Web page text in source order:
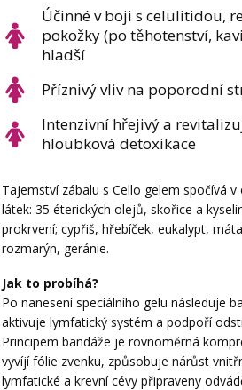
Účinné v boji s celulitidou,
pokožky (po těhotenství,
hladší
Příznivý vliv na poporodní
Intenzivní hřejivý a
hloubková detoxikace
Tajemství zábalu s Cello gelem spočívá
látek: 35 éterických olejů, skořice a
prokrvení; cypřiš, hřebíček, eukalypt,
rozmarýn, geránie.
Jak to probíhá?
Po nanesení speciálního gelu následuje
aktivuje lymfatický systém a podpoří
Principem bandáže je rovnoměrná
vyvíjí fólie zvenku, způsobuje nárůst
lymfatické a krevní cévy připraveny